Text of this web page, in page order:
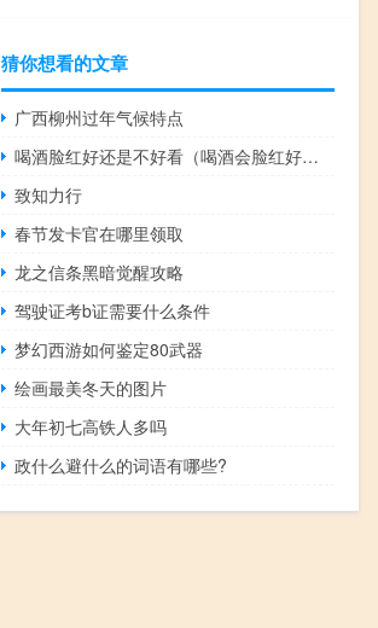
猜你想看的文章
广西柳州过年气候特点
喝酒脸红好还是不好看（喝酒会脸红好还是不好）
致知力行
春节发卡官在哪里领取
龙之信条黑暗觉醒攻略
驾驶证考b证需要什么条件
梦幻西游如何鉴定80武器
绘画最美冬天的图片
大年初七高铁人多吗
政什么避什么的词语有哪些?